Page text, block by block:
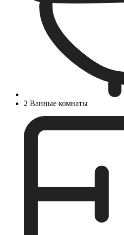
2 Ванные комнаты